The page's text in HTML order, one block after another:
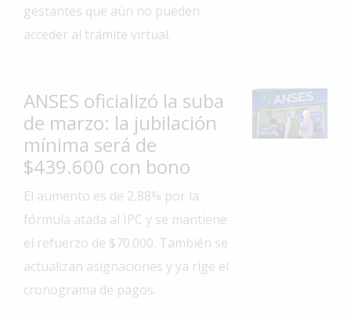
Interés
General
Deportes
Arte
y
Espectáculos
Cartelera
Fotos
Familia
gestantes que aún no pueden
acceder al trámite virtual.
ANSES oficializó la suba
de marzo: la jubilación
mínima será de
$439.600 con bono
El aumento es de 2,88% por la
fórmula atada al IPC y se mantiene
el refuerzo de $70.000. También se
actualizan asignaciones y ya rige el
cronograma de pagos.